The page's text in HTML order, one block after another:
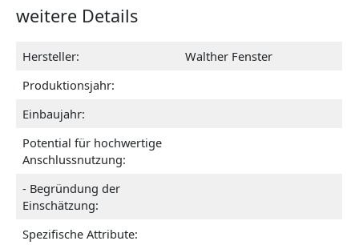
weitere Details
Hersteller:
Walther Fenster
Produktionsjahr:
Einbaujahr:
Potential für hochwertige
Anschlussnutzung:
- Begründung der
Einschätzung:
Spezifische Attribute: